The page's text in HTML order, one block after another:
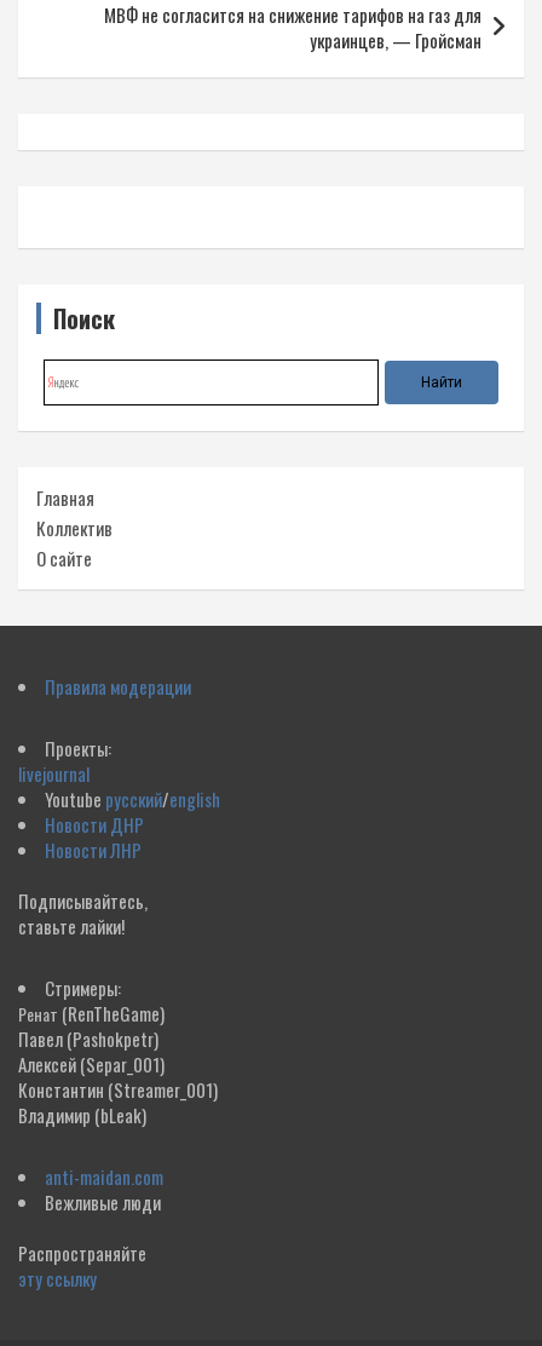
МВФ не согласится на снижение тарифов на газ для
украинцев, — Гройсман
Поиск
Главная
Коллектив
О сайте
Правила модерации
Проекты:
livejournal
Youtube русский/english
Новости ДНР
Новости ЛНР
Подписывайтесь,
ставьте лайки!
Стримеры:
Ренат (RenTheGame)
Павел(Pashokpetr)
Алексей(Separ_001)
Константин (Streamer_001)
Владимир (bLeak)
anti-maidan.com
Вежливые люди
Распространяйте
эту ссылку